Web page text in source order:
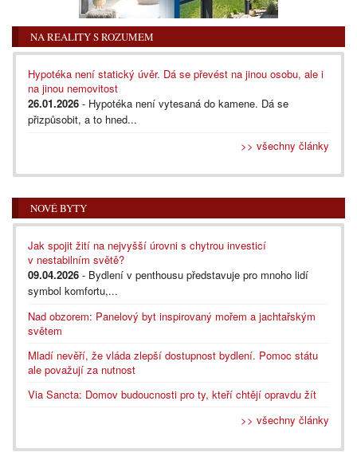
NA REALITY S ROZUMEM
Hypotéka není statický úvěr. Dá se převést na jinou osobu, ale i
na jinou nemovitost
26.01.2026 - Hypotéka není vytesaná do kamene. Dá se
přizpůsobit, a to hned...
>> všechny články
NOVÉ BYTY
Jak spojit žití na nejvyšší úrovni s chytrou investicí
v nestabilním světě?
09.04.2026 - Bydlení v penthousu představuje pro mnoho lidí
symbol komfortu,...
Nad obzorem: Panelový byt inspirovaný mořem a jachtařským
světem
Mladí nevěří, že vláda zlepší dostupnost bydlení. Pomoc státu
ale považují za nutnost
Via Sancta: Domov budoucnosti pro ty, kteří chtějí opravdu žít
>> všechny články